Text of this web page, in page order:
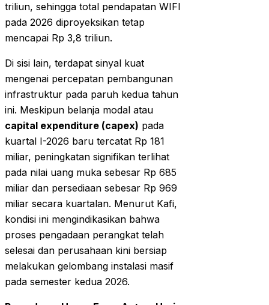
triliun, sehingga total pendapatan WIFI
pada 2026 diproyeksikan tetap
mencapai Rp 3,8 triliun.
Di sisi lain, terdapat sinyal kuat
mengenai percepatan pembangunan
infrastruktur pada paruh kedua tahun
ini. Meskipun belanja modal atau
capital expenditure (capex) pada
kuartal I-2026 baru tercatat Rp 181
miliar, peningkatan signifikan terlihat
pada nilai uang muka sebesar Rp 685
miliar dan persediaan sebesar Rp 969
miliar secara kuartalan. Menurut Kafi,
kondisi ini mengindikasikan bahwa
proses pengadaan perangkat telah
selesai dan perusahaan kini bersiap
melakukan gelombang instalasi masif
pada semester kedua 2026.